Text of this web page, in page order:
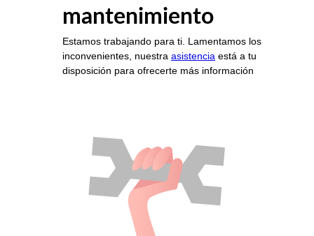
mantenimiento
Estamos trabajando para ti. Lamentamos los
inconvenientes, nuestra asistencia está a tu
disposición para ofrecerte más información